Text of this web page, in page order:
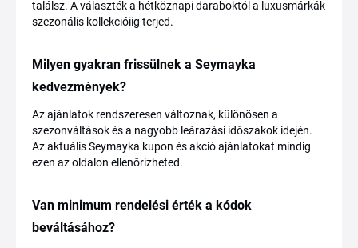
találsz. A választék a hétköznapi daraboktól a luxusmárkák
szezonális kollekcióiig terjed.
Milyen gyakran frissülnek a Seymayka
kedvezmények?
Az ajánlatok rendszeresen változnak, különösen a
szezonváltások és a nagyobb leárazási időszakok idején.
Az aktuális Seymayka kupon és akció ajánlatokat mindig
ezen az oldalon ellenőrizheted.
Van minimum rendelési érték a kódok
beváltásához?